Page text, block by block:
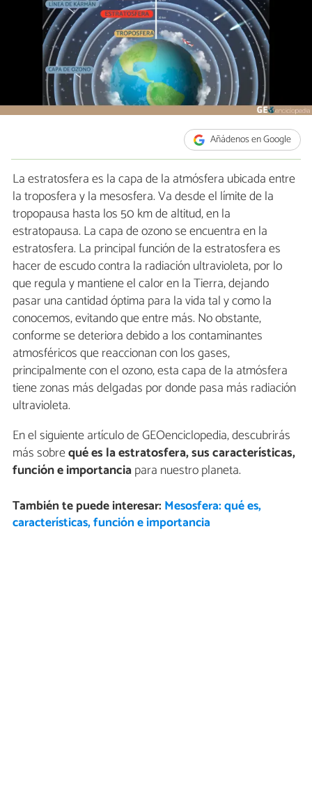
Añádenos en Google
La estratosfera es la capa de la atmósfera ubicada entre
la troposfera y la mesosfera. Va desde el límite de la
tropopausa hasta los 50 km de altitud, en la
estratopausa. La capa de ozono se encuentra en la
estratosfera. La principal función de la estratosfera es
hacer de escudo contra la radiación ultravioleta, por lo
que regula y mantiene el calor en la Tierra, dejando
pasar una cantidad óptima para la vida tal y como la
conocemos, evitando que entre más. No obstante,
conforme se deteriora debido a los contaminantes
atmosféricos que reaccionan con los gases,
principalmente con el ozono, esta capa de la atmósfera
tiene zonas más delgadas por donde pasa más radiación
ultravioleta.
En el siguiente artículo de GEOenciclopedia, descubrirás
más sobrequé es la estratosfera, sus características,
función e importanciapara nuestro planeta.
También te puede interesar: Mesosfera: qué es,
características, función e importancia